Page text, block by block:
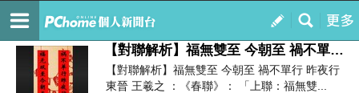
我的
訂閱
逸竹（y t）野叟- PChome 新聞台Blog
【對聯解析】福無雙至 今朝至 禍不單行 昨夜行
【對聯解析】福無雙至 今朝至 禍不單行 昨夜行
東晉 王羲之 ：《春聯》： 「上聯：福無雙...